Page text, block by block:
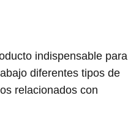
indispensable para
diferentes tipos de
relacionados con